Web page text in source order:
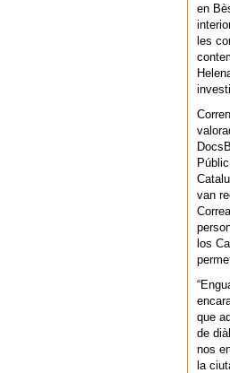
en
les
van
los
que
de
nos
la